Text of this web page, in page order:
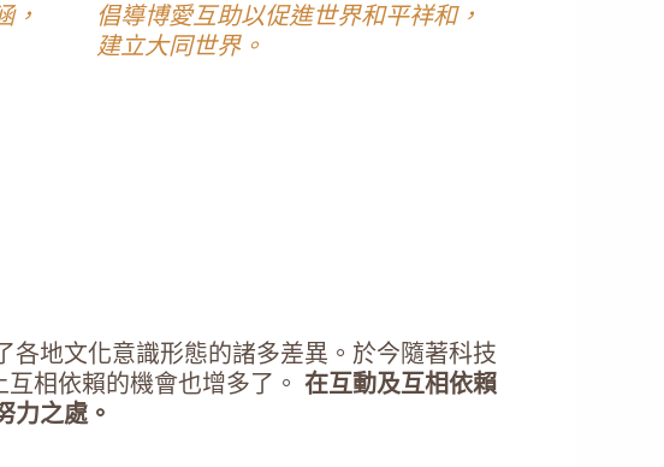
，
倡導博愛互助以促進世界和平祥和，
建立大同世界。
各地文化意識形態的諸多差異。於今隨著科技
相依賴的機會也增多了。 在互動及互相依賴
力之處。